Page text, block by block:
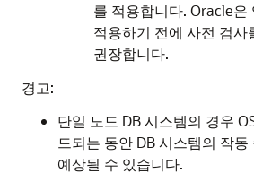
를 적용합니다. Oracle은
적용하기 전에 사전 검사
권장합니다.
경고:
단일 노드 DB 시스템의 경우
드되는 동안 DB 시스템의 작동
예상될 수 있습니다.